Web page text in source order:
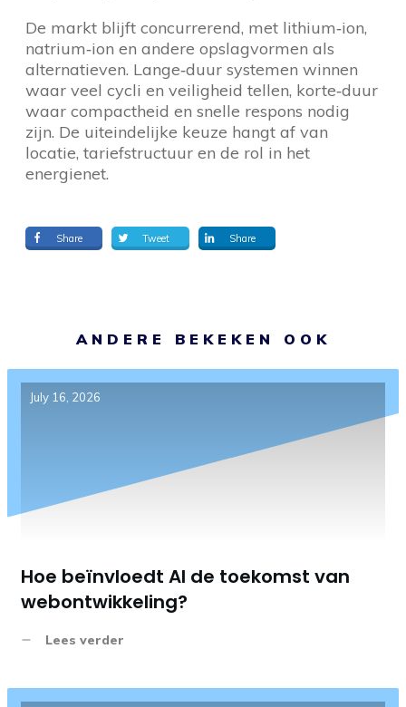
De markt blijft concurrerend, met lithium‑ion,
natrium‑ion en andere opslagvormen als
alternatieven. Lange‑duur systemen winnen
waar veel cycli en veiligheid tellen, korte‑duur
waar compactheid en snelle respons nodig
zijn. De uiteindelijke keuze hangt af van
locatie, tariefstructuur en de rol in het
energienet.
Share Tweet Share
ANDERE BEKEKEN OOK
July 16, 2026
Hoe beïnvloedt AI de toekomst van
webontwikkeling?
Lees verder